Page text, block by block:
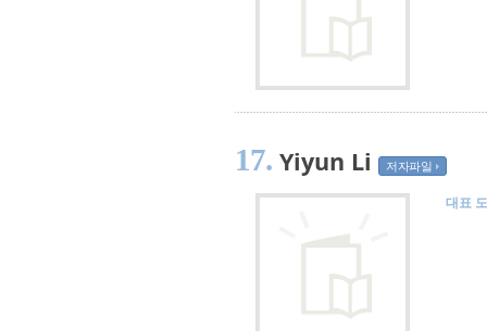
17. Yiyun Li 저자파일
대표